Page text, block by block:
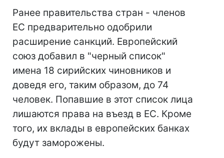
Ранее правительства стран - членов
ЕС предварительно одобрили
расширение санкций. Европейский
союз добавил в "черный список"
имена 18 сирийских чиновников и
доведя его, таким образом, до 74
человек. Попавшие в этот список лица
лишаются права на въезд в ЕС. Кроме
того, их вклады в европейских банках
будут заморожены.